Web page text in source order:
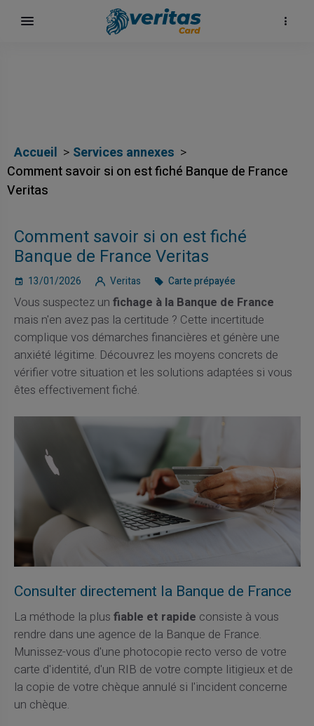
Accueil
Services annexes
Comment savoir si on est fiché Banque de France
Veritas
Comment savoir si on est fiché
Banque de France Veritas
13/01/2026 Veritas Carte prépayée
Vous suspectez un fichage à la Banque de France
mais n'en avez pas la certitude ? Cette incertitude
complique vos démarches financières et génère une
anxiété légitime. Découvrez les moyens concrets de
vérifier votre situation et les solutions adaptées si vous
êtes effectivement fiché.
Consulter directement la Banque de France
La méthode la plus fiable et rapide consiste à vous
rendre dans une agence de la Banque de France.
Munissez-vous d'une photocopie recto verso de votre
carte d'identité, d'un RIB de votre compte litigieux et de
la copie de votre chèque annulé si l'incident concerne
un chèque.